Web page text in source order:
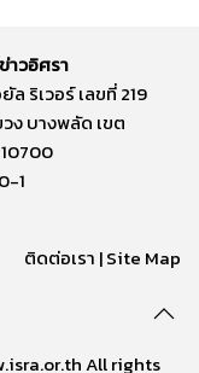
าวอิศรา
ล ริเวอร์ เลขที่ 219
ง บางพลัด เขต
1
ติดต่อเรา |Site Map
All rights